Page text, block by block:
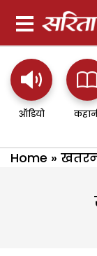
ऑडियो
Home »